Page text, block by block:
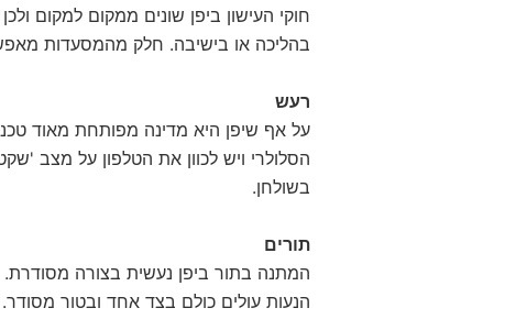
חוקי העישון ביפן שונים ממקום למקום
בהליכה או בישיבה. חלק מהמסעדות
רעש
על אף שיפן היא מדינה מפותחת מאוד
הסלולרי ויש לכוון את הטלפון על מצב
בשולחן.
תורים
המתנה בתור ביפן נעשית בצורה מסודרת.
הנעות עולים כולם בצד אחד ובטור מסודר.